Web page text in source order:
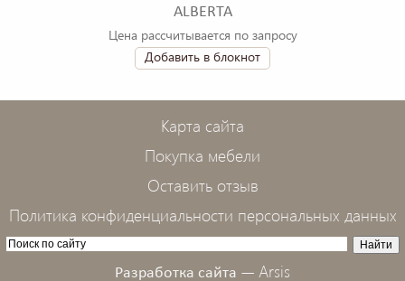
ALBERTA
Цена рассчитывается по запросу
Добавить в блокнот
Карта сайта
Покупка мебели
Оставить отзыв
Политика конфиденциальности персональных данных
Разработка сайта — Arsis